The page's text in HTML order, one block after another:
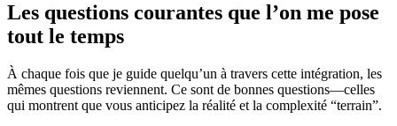
Les questions courantes que l’on me pose
tout le temps
À chaque fois que je guide quelqu’un à travers cette intégration, les
mêmes questions reviennent. Ce sont de bonnes questions—celles
qui montrent que vous anticipez la réalité et la complexité “terrain”.